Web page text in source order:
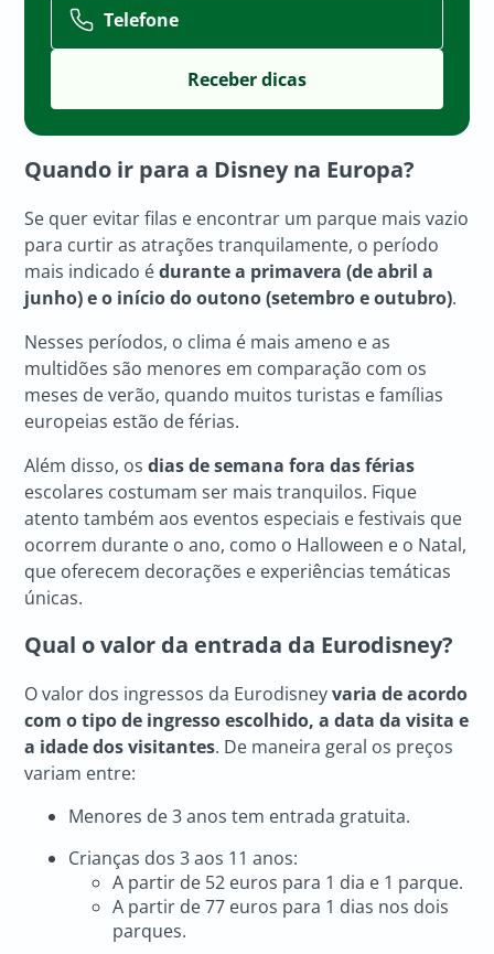
Telefone
Quando ir para a Disney na Europa?
Se quer evitar filas e encontrar um parque mais vazio
para curtir as atrações tranquilamente, o período
mais indicado édurante a primavera (de abril a
junho) e o início do outono (setembro e outubro).
Nesses períodos, o clima é mais ameno e as
multidões são menores em comparação com os
meses de verão, quando muitos turistas e famílias
europeias estão de férias.
Além disso, osdias de semana fora das férias
escolares costumam ser mais tranquilos. Fique
atento também aos eventos especiais e festivais que
ocorrem durante o ano, como o Halloween e o Natal,
que oferecem decorações e experiências temáticas
únicas.
Qual o valor da entrada da Eurodisney?
O valor dos ingressos da Eurodisneyvaria de acordo
com o tipo de ingresso escolhido, a data da visita e
a idade dos visitantes. De maneira geral os preços
variam entre:
Menores de 3 anos tem entrada gratuita.
Crianças dos 3 aos 11 anos:
A partir de 52 euros para 1 dia e 1 parque.
A partir de 77 euros para 1 dias nos dois
parques.